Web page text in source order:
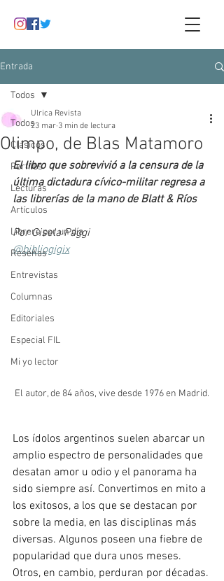
Entrada
Todos
Clásicos
Perfiles
Lecturas
Artículos
Librero por un día
Reseñas
Entrevistas
Columnas
Editoriales
Especial FIL
Mi yo lector
Todos
Olimpo, de Blas Matamoro
Ulrica Revista
23 mar 3 min de lectura
El libro que sobrevivió a la censura de la
última dictadura cívico-militar regresa a
las librerías de la mano de Blatt & Ríos
Por Gisela Paggi
@bibliogigix
El autor, de 84 años, vive desde 1976 en Madrid.
Los ídolos argentinos suelen abarcar un
amplio espectro de personalidades que
desatan amor u odio y el panorama ha
sido siempre así. Convertimos en mito a
los exitosos, a los que se destacan por
sobre la media, en las disciplinas más
diversas. Algunos poseen una fiebre de
popularidad que dura unos meses.
Otros, en cambio, perduran por décadas.